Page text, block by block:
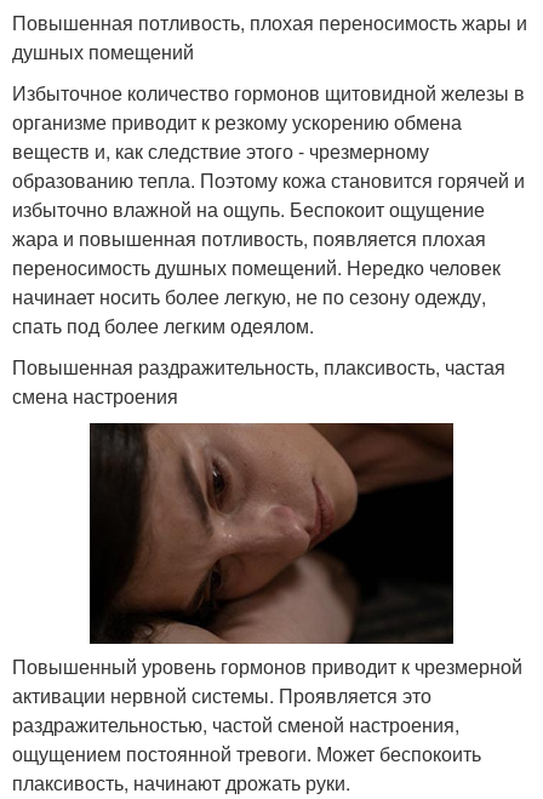
Повышенная потливость, плохая переносимость жары и
душных помещений
Избыточное количество гормонов щитовидной железы в
организме приводит к резкому ускорению обмена
веществ и, как следствие этого - чрезмерному
образованию тепла. Поэтому кожа становится горячей и
избыточно влажной на ощупь. Беспокоит ощущение
жара и повышенная потливость, появляется плохая
переносимость душных помещений. Нередко человек
начинает носить более легкую, не по сезону одежду,
спать под более легким одеялом.
Повышенная раздражительность, плаксивость, частая
смена настроения
Повышенный уровень гормонов приводит к чрезмерной
активации нервной системы. Проявляется это
раздражительностью, частой сменой настроения,
ощущением постоянной тревоги. Может беспокоить
плаксивость, начинают дрожать руки.